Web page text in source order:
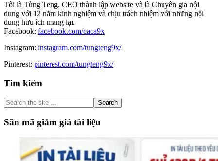
Tôi là Tùng Teng. CEO thành lập website và là Chuyên gia nội
dung với 12 năm kinh nghiệm và chịu trách nhiệm với những nội
dung hữu ích mang lại.
Facebook: facebook.com/caca9x
Instagram: instagram.com/tungteng9x/
Pinterest: pinterest.com/tungteng9x/
Primary
Sidebar
Tìm kiếm
Search
the
site
...
Săn mã giảm giá tài liệu